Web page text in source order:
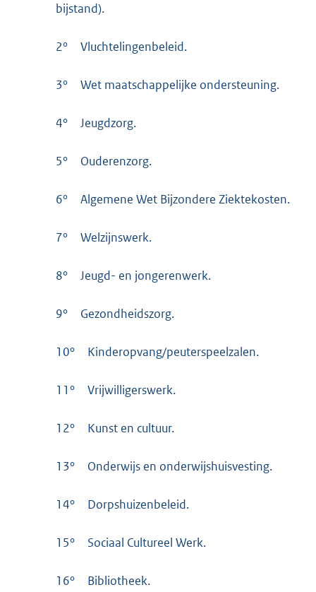
bijstand).
2° Vluchtelingenbeleid.
3° Wet maatschappelijke ondersteuning.
4° Jeugdzorg.
5° Ouderenzorg.
6° Algemene Wet Bijzondere Ziektekosten.
7° Welzijnswerk.
8° Jeugd- en jongerenwerk.
9° Gezondheidszorg.
10° Kinderopvang/peuterspeelzalen.
11° Vrijwilligerswerk.
12° Kunst en cultuur.
13° Onderwijs en onderwijshuisvesting.
14° Dorpshuizenbeleid.
15° Sociaal Cultureel Werk.
16° Bibliotheek.